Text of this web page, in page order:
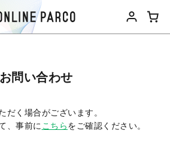
お問い合わせ
だく場合がございます。
、事前に こちらをご確認ください。​